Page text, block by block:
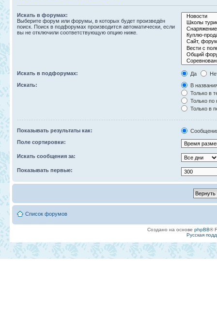
Искать в форумах:
Выберите форум или форумы, в которых будет произведён
поиск. Поиск в подфорумах производится автоматически, если
вы не отключили соответствующую опцию ниже.
Искать в подфорумах: Да
Искать:
В
Только в
Только по
Только в
Показывать результаты как:
Поле сортировки:
Искать сообщения за:
Показывать первые:
Список форумов
Создано на основе phpBB®
Русская